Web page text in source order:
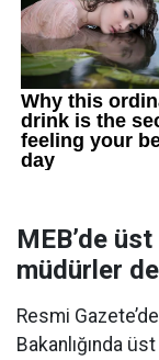
MEB’de
müdürler
Resmi
Bakanlığında